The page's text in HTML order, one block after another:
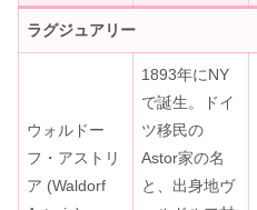
ラグジュアリー
ウォルドー
フ・アストリ
ア (Waldorf
1893年にNY
で誕生。ドイ
ツ移民の
Astor家の名
と、出身地ヴ